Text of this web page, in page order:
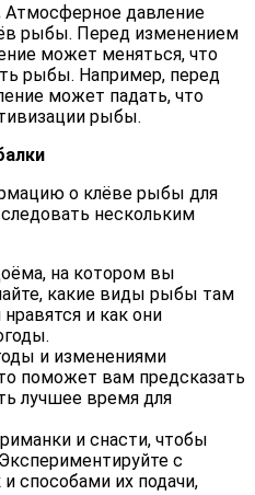
Атмосферное давление
рыбы. Перед изменением
может меняться, что
рыбы. Например, перед
может падать, что
рыбы.
о клёве рыбы для
нескольким
на котором вы
какие виды рыбы там
и как они
и изменениями
поможет вам предсказать
лучшее время для
и снасти, чтобы
с
способами их подачи,